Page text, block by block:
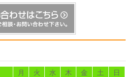
月 火 水 木 金 土
日